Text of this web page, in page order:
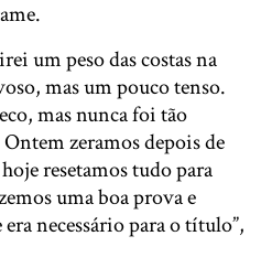
um peso das costas na
mas um pouco tenso.
mas nunca foi tão
zeramos depois de
resetamos tudo para
uma boa prova e
necessário para o título”,